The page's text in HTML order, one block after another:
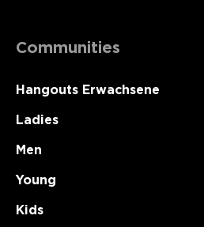
Communities
Hangouts Erwachsene
Ladies
Men
Young
Kids